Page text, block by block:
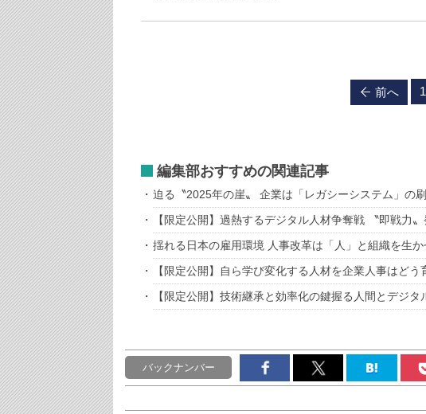
前へ 1
編集部おすすめの関連記事
迫る〝2025年の崖〟 企業は「レガシーシステム」の
【限定公開】過熱するデジタル人材争奪戦 〝即戦力
揺れる日本の雇用環境 人事改革は「人」と組織を生
【限定公開】自ら学び変化する人材を企業人事はどう
【限定公開】技術継承と効率化の鍵握る人間とデジタ
バックナンバー